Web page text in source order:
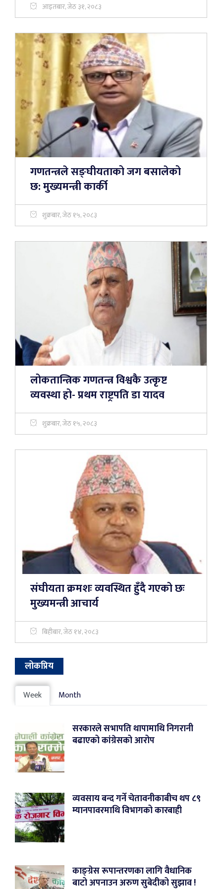
आइतबार, जेठ ३१, २०८३
गणतन्त्रले सङ्घीयताको जग बसालेको
छ: मुख्यमन्त्री कार्की
शुक्रबार, जेठ १५, २०८३
लोकतान्त्रिक गणतन्त्र विश्वकै उत्कृष्ट
व्यवस्था हो- प्रथम राष्ट्रपति डा यादव
शुक्रबार, जेठ १५, २०८३
संघीयता क्रमशः व्यवस्थित हुँदै गएको छः
मुख्यमन्त्री आचार्य
बिहीबार, जेठ १४, २०८३
लोकप्रिय
Week Month
सरकारले सभापति थापामाथि निगरानी
बढाएको कांग्रेसको आरोप
व्यवसाय बन्द गर्ने चेतावनीकाबीच थप ८९
म्यानपावरमाथि विभागको कारबाही
काङ्ग्रेस रूपान्तरणका लागि वैधानिक
बाटो अपनाउन अरुण सुबेदीको सुझाव !